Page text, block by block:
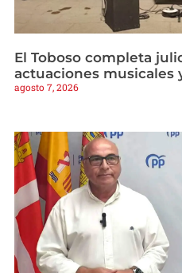
El Toboso completa
actuaciones musicales
agosto 7, 2026